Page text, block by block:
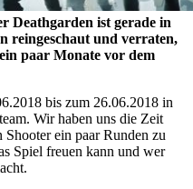
Deathgarden ist gerade in
reingeschaut und verraten,
paar Monate vor dem
bis zum 26.06.2018 in
Wir haben uns die Zeit
Shooter ein paar Runden zu
Spiel freuen kann und wer